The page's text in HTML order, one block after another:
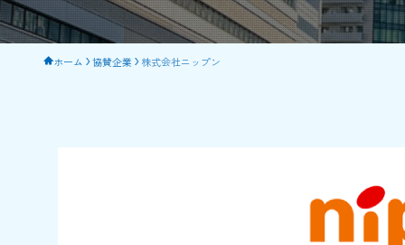
ホーム 協賛企業 株式会社ニップン